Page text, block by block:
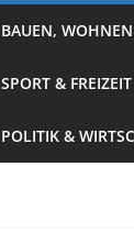
BAUEN,
SPORT & FREIZEIT
POLITIK &